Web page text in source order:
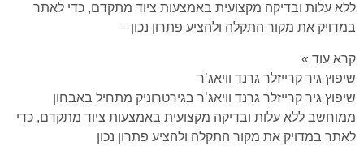
ללא עלות ובדיקה מקצועית באמצעות ציוד מתקדם, כדי לאתר
במדויק את מקור התקלה ולהציע פתרון נכון –
קרא עוד »
שיפוץ גיר קרייזלר גרנד וויאג’ר
שיפוץ גיר קרייזלר גרנד וויאג’ר בגירטרוניק מתחיל באבחון
ממוחשב ללא עלות ובדיקה מקצועית באמצעות ציוד מתקדם, כדי
לאתר במדויק את מקור התקלה ולהציע פתרון נכון